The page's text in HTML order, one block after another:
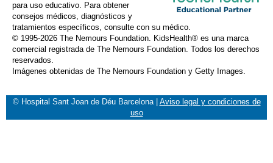
para uso educativo. Para obtener
consejos médicos, diagnósticos y
tratamientos específicos, consulte con su médico.
© 1995-2026 The Nemours Foundation. KidsHealth® es una marca
comercial registrada de The Nemours Foundation. Todos los derechos
reservados.
Imágenes obtenidas de The Nemours Foundation y Getty Images.
© Hospital Sant Joan de Déu Barcelona
Aviso legal y condiciones de
uso